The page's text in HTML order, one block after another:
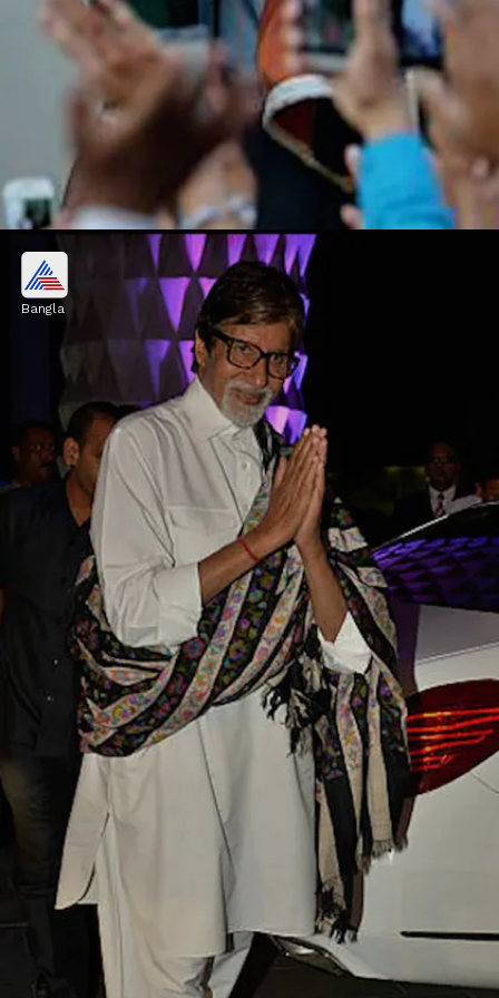
কীভাবে চোট
মার্চ মাসে, অমিতাভ বচ্চন হায়দরাবাদে ছবির সেটে
গুরুতর আহত হন। এতে তার পাঁজর ও মাংসপেশিতে
গুরুতর আঘাত লাগে।
Image credits: Getty
Bangla